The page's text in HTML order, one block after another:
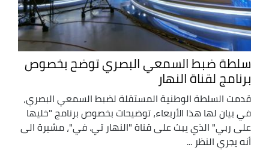
سلطة ضبط السمعي البصري توضح بخصوص
برنامج لقناة النهار
قدمت السلطة الوطنية المستقلة لضبط السمعي البصري،
في بيان لها هذا الأربعاء، توضيحات بخصوص برنامج "خليها
على ربي" الذي يبث على قناة "النهار تي. في"، مشيرة الى
أنه يجري النظر ...